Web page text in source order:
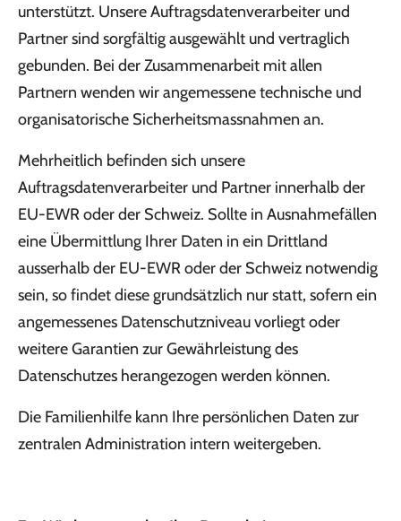
unterstützt. Unsere Auftragsdatenverarbeiter und
Partner sind sorgfältig ausgewählt und vertraglich
gebunden. Bei der Zusammenarbeit mit allen
Partnern wenden wir angemessene technische und
organisatorische Sicherheitsmassnahmen an.
Mehrheitlich befinden sich unsere
Auftragsdatenverarbeiter und Partner innerhalb der
EU-EWR oder der Schweiz. Sollte in Ausnahmefällen
eine Übermittlung Ihrer Daten in ein Drittland
ausserhalb der EU-EWR oder der Schweiz notwendig
sein, so findet diese grundsätzlich nur statt, sofern ein
angemessenes Datenschutzniveau vorliegt oder
weitere Garantien zur Gewährleistung des
Datenschutzes herangezogen werden können.
Die Familienhilfe kann Ihre persönlichen Daten zur
zentralen Administration intern weitergeben.